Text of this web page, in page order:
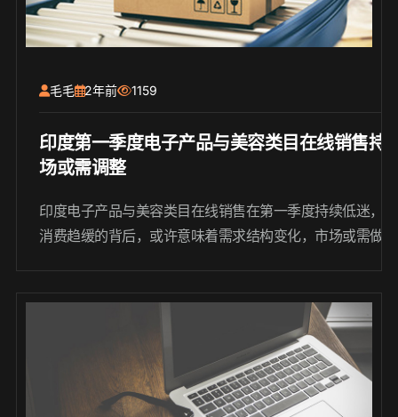
毛毛 2年前 1159
印度第一季度电子产品与美容类目在线销售持
场或需调整
印度电子产品与美容类目在线销售在第一季度持续低迷，
消费趋缓的背后，或许意味着需求结构变化，市场或需做